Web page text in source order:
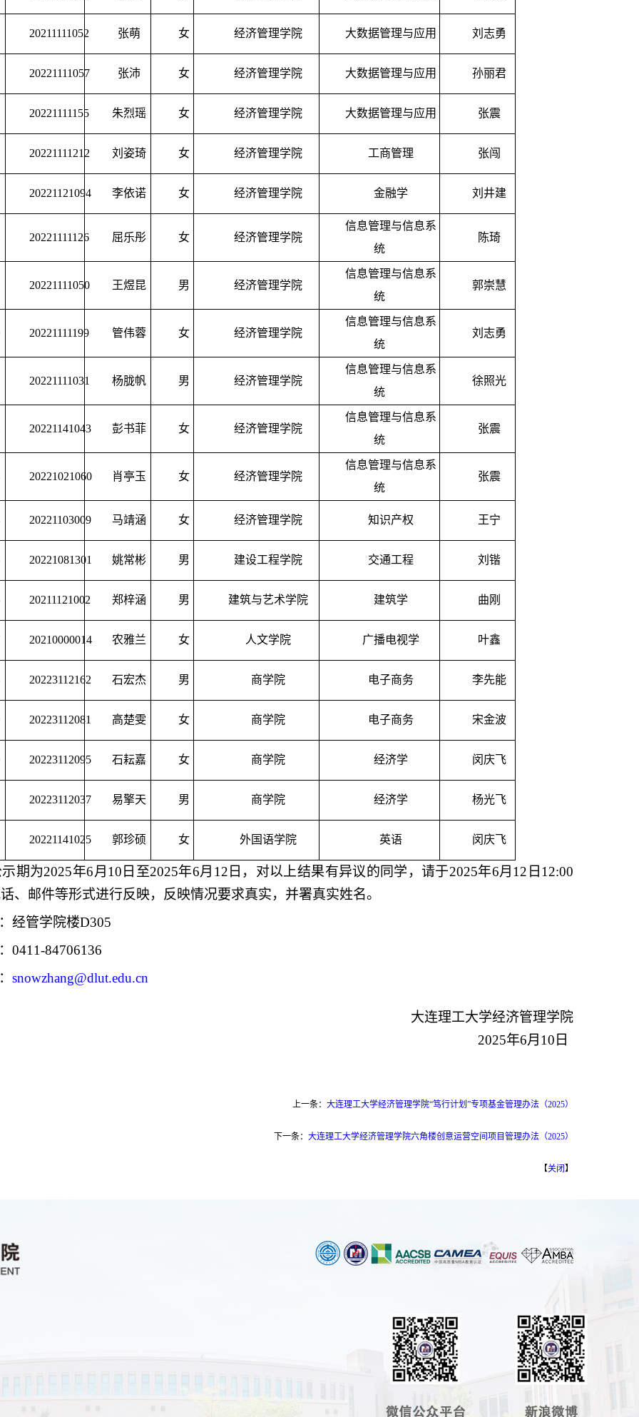
20211111052 张萌 女 经济管理学院 大数据管理与应用 刘志勇
20221111057 张沛 女 经济管理学院 大数据管理与应用 孙丽君
20221111155 朱烈瑶 女 经济管理学院 大数据管理与应用 张震
20221111212 刘姿琦 女 经济管理学院 工商管理 张闯
20221121094 李依诺 女 经济管理学院 金融学 刘井建
20221111126 屈乐彤 女 经济管理学院
信息管理与信息系
统
陈琦
20221111050 王煜昆 男 经济管理学院
信息管理与信息系
统
郭崇慧
20221111199 管伟蓉 女 经济管理学院
信息管理与信息系
统
刘志勇
20221111031 杨胧帆 男 经济管理学院
信息管理与信息系
统
徐照光
20221141043 彭书菲 女 经济管理学院
信息管理与信息系
统
张震
20221021060 肖亭玉 女 经济管理学院
信息管理与信息系
统
张震
20221103009 马靖涵 女 经济管理学院 知识产权 王宁
20221081301 姚常彬 男 建设工程学院 交通工程 刘锴
20211121002 郑梓涵 男 建筑与艺术学院 建筑学 曲刚
20210000014 农雅兰 女 人文学院 广播电视学 叶鑫
20223112162 石宏杰 男 商学院 电子商务 李先能
20223112081 高楚雯 女 商学院 电子商务 宋金波
20223112095 石耘嘉 女 商学院 经济学 闵庆飞
20223112037 易擎天 男 商学院 经济学 杨光飞
20221141025 郭珍硕 女 外国语学院 英语 闵庆飞
示期为2025年6月 10 日至2025年6月 12 日，对以上结果有异议的同学，请于2025年6月 12 日 12:00
、邮件等形式进行反映，反映情况要求真实，并署真实姓名。
经管学院楼D305
0411-84706136
snowzhang@dlut.edu.cn
大连理工大学经济管理学院
2025年6月 10 日
上一条： 大连理工大学经济管理学院“笃行计划”专项基金管理办法（2025）
下一条： 大连理工大学经济管理学院六角楼创意运营空间项目管理办法（2025）
【关闭】